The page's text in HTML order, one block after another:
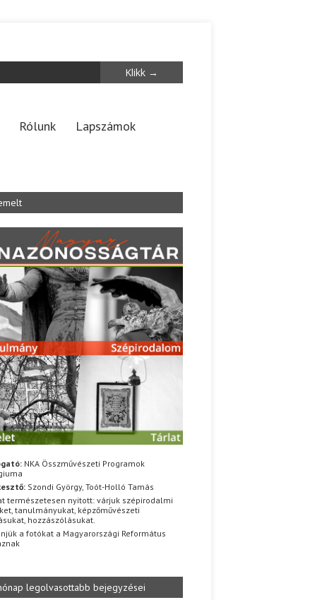
Rólunk
Lapszámok
NKA Összművészeti Programok
Szondi György, Toót-Holló Tamás
természetesen nyitott: várjuk szépirodalmi
tanulmányukat, képzőművészeti
hozzászólásukat.
a fotókat a Magyarországi Református
legolvasottabb bejegyzései